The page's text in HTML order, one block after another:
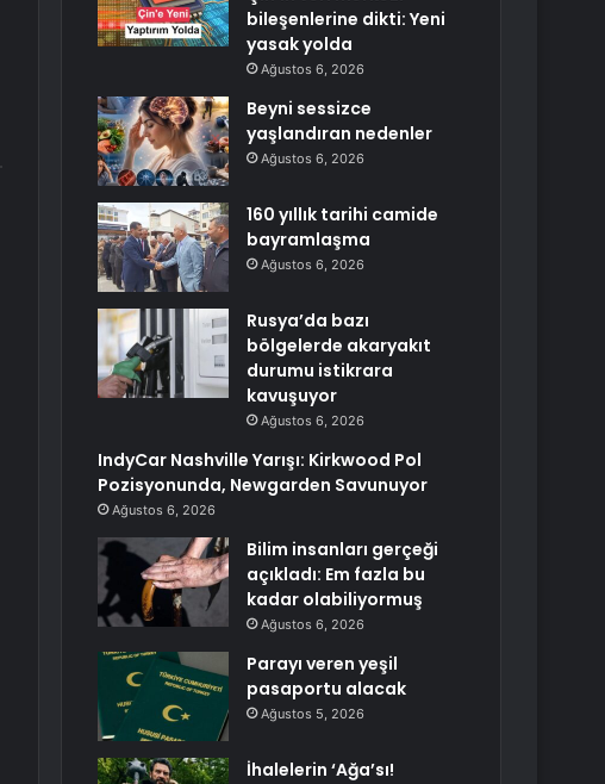
bileşenlerine dikti: Yeni
yasak yolda
Ağustos 6, 2026
Beyni sessizce
yaşlandıran nedenler
Ağustos 6, 2026
160 yıllık tarihi camide
bayramlaşma
Ağustos 6, 2026
Rusya’da bazı
bölgelerde akaryakıt
durumu istikrara
kavuşuyor
Ağustos 6, 2026
IndyCar Nashville Yarışı: Kirkwood Pol
Pozisyonunda, Newgarden Savunuyor
Ağustos 6, 2026
Bilim insanları gerçeği
açıkladı: Em fazla bu
kadar olabiliyormuş
Ağustos 6, 2026
Parayı veren yeşil
pasaportu alacak
Ağustos 5, 2026
İhalelerin ‘Ağa’sı!